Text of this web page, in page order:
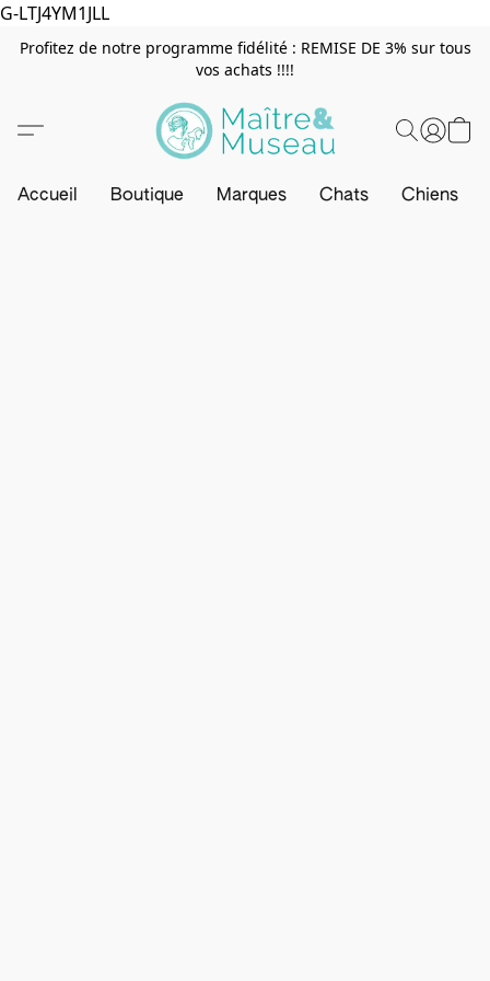
G-LTJ4YM1JLL
Profitez de notre programme fidélité : REMISE DE 3% sur tous
vos achats !!!!
Accueil Boutique Marques Chats Chiens